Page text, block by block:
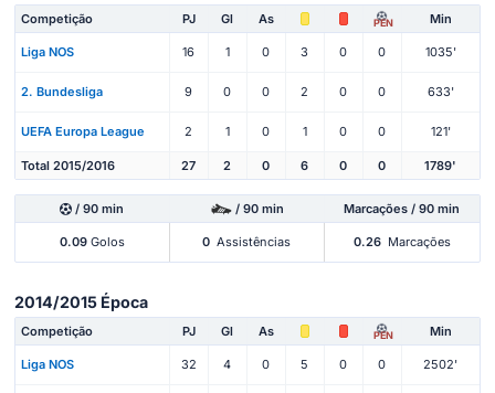
Competição PJ Gl As PEN Min
Liga NOS 16 1 0 3 0 0 1035'
2. Bundesliga 9 0 0 2 0 0 633'
UEFA Europa League 2 1 0 1 0 0 121'
Total 2015/2016 27 2 0 6 0 0 1789'
/ 90 min / 90 min Marcações / 90 min
0.09Golos 0 Assistências 0.26 Marcações
2014/2015 Época
Competição PJ Gl As PEN Min
Liga NOS 32 4 0 5 0 0 2502'